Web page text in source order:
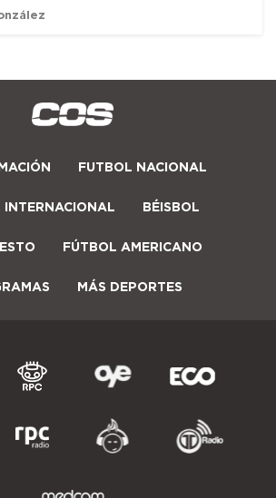
FUTBOL NACIONAL
INTERNACIONAL BÉISBOL
FÚTBOL AMERICANO
MÁS DEPORTES